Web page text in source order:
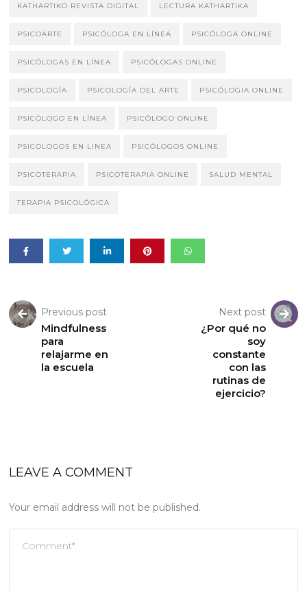
KATHARTIKO REVISTA DIGITAL LECTURA KATHARTIKA
PSICOARTE PSICÓLOGA EN LÍNEA PSICÓLOGA ONLINE
PSICÓLOGAS EN LÍNEA PSICÓLOGAS ONLINE
PSICOLOGÍA PSICOLOGÍA DEL ARTE PSICÓLOGIA ONLINE
PSICÓLOGO EN LÍNEA PSICÓLOGO ONLINE
PSICOLOGOS EN LINEA PSICÓLOGOS ONLINE
PSICOTERAPIA PSICOTERAPIA ONLINE SALUD MENTAL
TERAPIA PSICOLÓGICA
Previous post
Mindfulness
para
relajarme en
la escuela
Next post
¿Por qué no
soy
constante
con las
rutinas de
ejercicio?
LEAVE A COMMENT
Your email address will not be published.